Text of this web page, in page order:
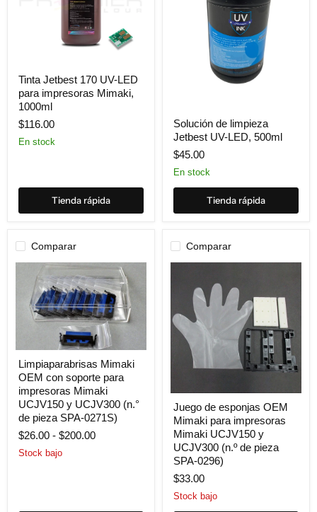
Jetbest
170
UV-
para
impresoras
Tinta Jetbest 170 UV-LED
para impresoras Mimaki,
1000ml
$116.00
En stock
Tienda rápida
de
limpieza
Jetbest
UV-
LED,
Solución de limpieza
Jetbest UV-LED, 500ml
$45.00
En stock
Tienda rápida
Comparar
Mimaki
OEM
con
soporte
para
impresoras
Mimaki
y
Limpiaparabrisas Mimaki
OEM con soporte para
impresoras Mimaki
UCJV150 y UCJV300 (n.°
de pieza SPA-0271S)
$26.00 - $200.00
Stock bajo
Comparar
de
esponjas
OEM
Mimaki
para
impresoras
Mimaki
y
Juego de esponjas OEM
Mimaki para impresoras
Mimaki UCJV150 y
UCJV300 (n.º de pieza
SPA-0296)
$33.00
Stock bajo